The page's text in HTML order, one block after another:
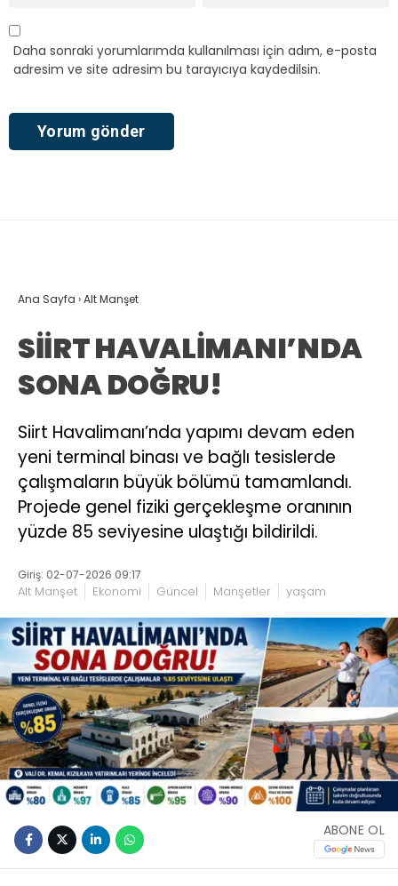
Daha sonraki yorumlarımda kullanılması için adım, e-posta
adresim ve site adresim bu tarayıcıya kaydedilsin.
Ana Sayfa ›Alt Manşet
SİİRT HAVALİMANI’NDA
SONA DOĞRU!
Siirt Havalimanı’nda yapımı devam eden
yeni terminal binası ve bağlı tesislerde
çalışmaların büyük bölümü tamamlandı.
Projede genel fiziki gerçekleşme oranının
yüzde 85 seviyesine ulaştığı bildirildi.
Giriş: 02-07-2026 09:17
Alt Manşet Ekonomi Güncel Manşetler yaşam
ABONE OL